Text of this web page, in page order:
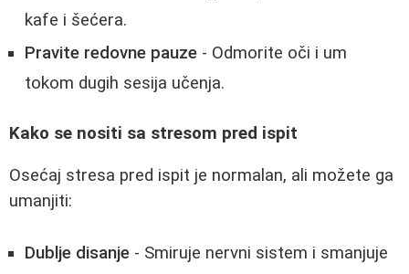
kafe i šećera.
Pravite redovne pauze - Odmorite oči i um
tokom dugih sesija učenja.
Kako se nositi sa stresom pred ispit
Osećaj stresa pred ispit je normalan, ali možete ga
umanjiti:
Dublje disanje - Smiruje nervni sistem i smanjuje